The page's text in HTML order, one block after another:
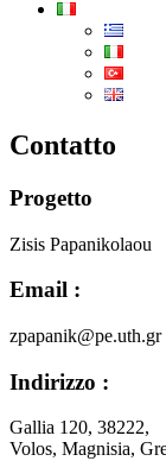
Contatto
Progetto
Zisis Papanikolaou
Email :
zpapanik@pe.uth.gr
Indirizzo :
Gallia 120, 38222,
Volos, Magnisia,